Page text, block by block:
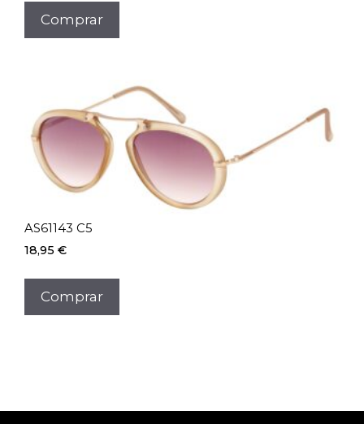
Comprar
AS61143 C5
18,95 €
Comprar